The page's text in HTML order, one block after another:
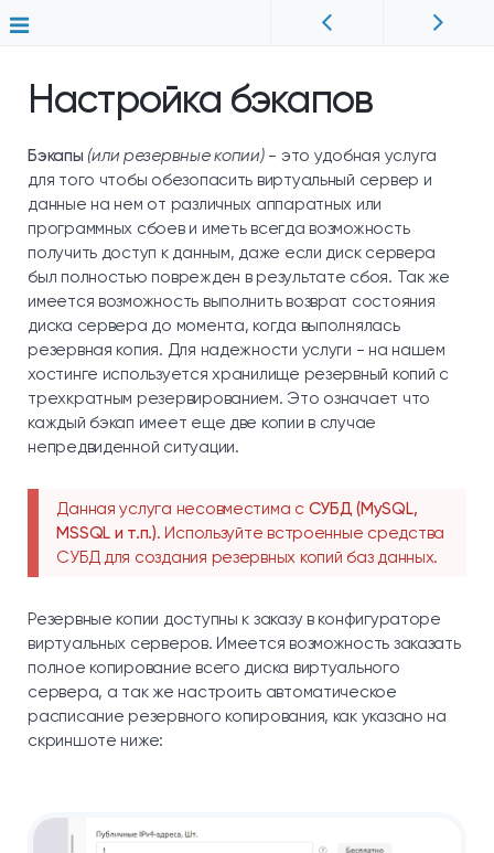
Настройка бэкапов
Бэкапы (или резервные копии)- это удобная услуга
для того чтобы обезопасить виртуальный сервер и
данные на нем от различных аппаратных или
программных сбоев и иметь всегда возможность
получить доступ к данным, даже если диск сервера
был полностью поврежден в результате сбоя. Так же
имеется возможность выполнить возврат состояния
диска сервера до момента, когда выполнялась
резервная копия. Для надежности услуги - на нашем
хостинге используется хранилище резервный копий с
трехкратным резервированием. Это означает что
каждый бэкап имеет еще две копии в случае
непредвиденной ситуации.
Данная услуга несовместима с СУБД (MySQL,
MSSQL и т.п.). Используйте встроенные средства
СУБД для создания резервных копий баз данных.
Резервные копии доступны к заказу в конфигураторе
виртуальных серверов. Имеется возможность заказать
полное копирование всего диска виртуального
сервера, а так же настроить автоматическое
расписание резервного копирования, как указано на
скриншоте ниже: